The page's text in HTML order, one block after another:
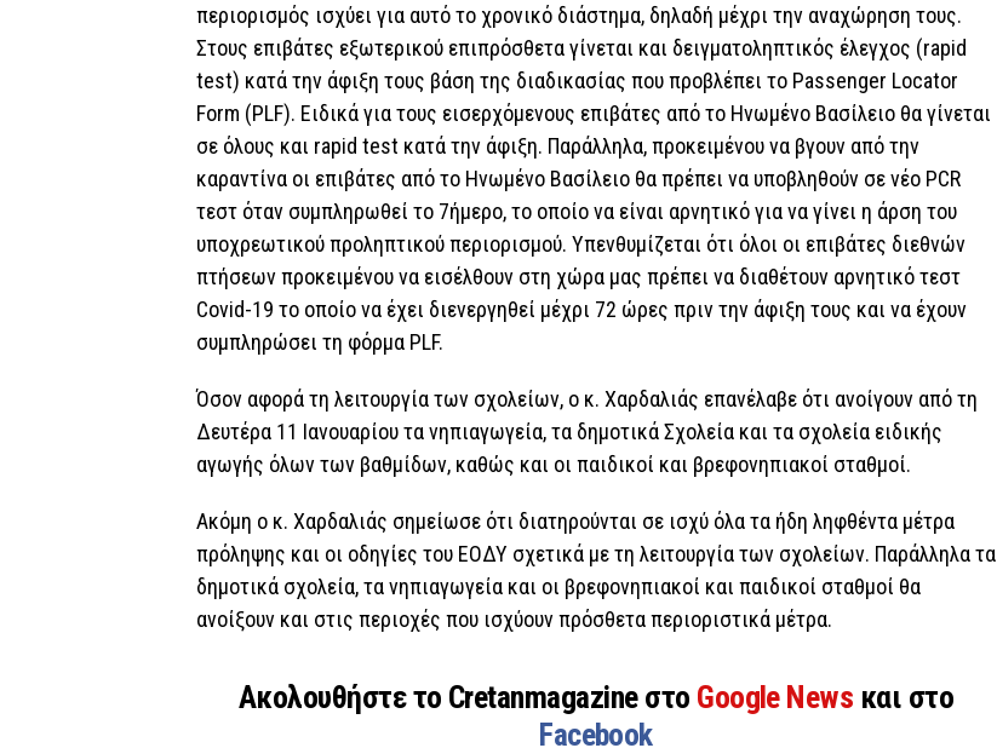
περιορισμός ισχύει για αυτό το χρονικό διάστημα, δηλαδή μέχρι την αναχώρηση τους.
Στους επιβάτες εξωτερικού επιπρόσθετα γίνεται και δειγματοληπτικός έλεγχος (rapid
test) κατά την άφιξη τους βάση της διαδικασίας που προβλέπει το Passenger Locator
Form (PLF). Ειδικά για τους εισερχόμενους επιβάτες από το Ηνωμένο Βασίλειο θα γίνεται
σε όλους και rapid test κατά την άφιξη. Παράλληλα, προκειμένου να βγουν από την
καραντίνα οι επιβάτες από το Ηνωμένο Βασίλειο θα πρέπει να υποβληθούν σε νέο PCR
τεστ όταν συμπληρωθεί το 7ήμερο, το οποίο να είναι αρνητικό για να γίνει η άρση του
υποχρεωτικού προληπτικού περιορισμού. Υπενθυμίζεται ότι όλοι οι επιβάτες διεθνών
πτήσεων προκειμένου να εισέλθουν στη χώρα μας πρέπει να διαθέτουν αρνητικό τεστ
Covid-19 το οποίο να έχει διενεργηθεί μέχρι 72 ώρες πριν την άφιξη τους και να έχουν
συμπληρώσει τη φόρμα PLF.
Όσον αφορά τη λειτουργία των σχολείων, ο κ. Χαρδαλιάς επανέλαβε ότι ανοίγουν από τη
Δευτέρα 11 Ιανουαρίου τα νηπιαγωγεία, τα δημοτικά Σχολεία και τα σχολεία ειδικής
αγωγής όλων των βαθμίδων, καθώς και οι παιδικοί και βρεφονηπιακοί σταθμοί.
Ακόμη ο κ. Χαρδαλιάς σημείωσε ότι διατηρούνται σε ισχύ όλα τα ήδη ληφθέντα μέτρα
πρόληψης και οι οδηγίες του ΕΟΔΥ σχετικά με τη λειτουργία των σχολείων. Παράλληλα τα
δημοτικά σχολεία, τα νηπιαγωγεία και οι βρεφονηπιακοί και παιδικοί σταθμοί θα
ανοίξουν και στις περιοχές που ισχύουν πρόσθετα περιοριστικά μέτρα.
Ακολουθήστε το Cretanmagazine στο Google News και στο
Facebook